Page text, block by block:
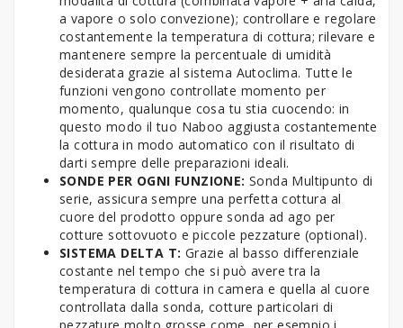
a vapore o solo convezione); controllare e regolare
costantemente la temperatura di cottura; rilevare e
mantenere sempre la percentuale di umidità
desiderata grazie al sistema Autoclima. Tutte le
funzioni vengono controllate momento per
momento, qualunque cosa tu stia cuocendo: in
questo modo il tuo Naboo aggiusta costantemente
la cottura in modo automatico con il risultato di
darti sempre delle preparazioni ideali.
SONDE PER OGNI FUNZIONE: Sonda Multipunto di
serie, assicura sempre una perfetta cottura al
cuore del prodotto oppure sonda ad ago per
cotture sottovuoto e piccole pezzature (optional).
SISTEMA DELTA T: Grazie al basso differenziale
costante nel tempo che si può avere tra la
temperatura di cottura in camera e quella al cuore
controllata dalla sonda, cotture particolari di
pezzature molto grosse come, per esempio i